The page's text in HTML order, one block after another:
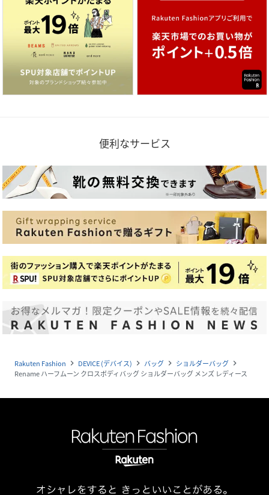
便利なサービス
Rakuten Fashion navigate_next DEVICE (デバイス) navigate_next バッグ navigate_next ショルダーバッグ navigate_next
Rename ハーフムーン クロスボディバッグ ショルダーバッグ メンズ レディース